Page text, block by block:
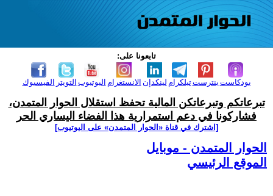
تابعونا على:
الفيسبوك التويتر اليوتيوب الانستغرام لينكدإن تيلكرامبنترست بودكاست
تبرعاتكم وتبرعاتكن المالية تحفظ استقلال الحوار المتمدن،
فشاركونا في دعم استمرارية هذا الفضاء اليساري الحر
[اشترك في قناة ‫«الحوار المتمدن» على اليوتيوب]
الحوار المتمدن - موبايل
الموقع الرئيسي